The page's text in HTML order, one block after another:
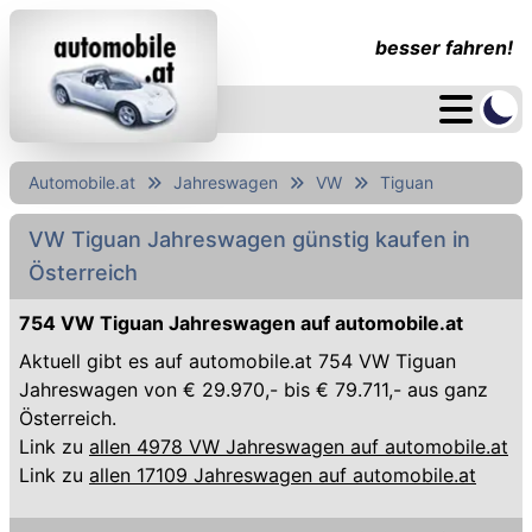
besser fahren!
Automobile.at Jahreswagen VW Tiguan
VW Tiguan Jahreswagen günstig kaufen in
Österreich
754 VW Tiguan Jahreswagen auf automobile.at
Aktuell gibt es auf automobile.at 754 VW Tiguan
Jahreswagen von € 29.970,- bis € 79.711,- aus ganz
Österreich.
Link zu allen 4978 VW Jahreswagen auf automobile.at
Link zu allen 17109 Jahreswagen auf automobile.at